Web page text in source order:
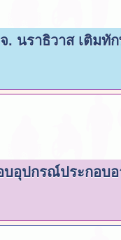
. นราธิวาส เติม
บอุปกรณ์ประกอบ